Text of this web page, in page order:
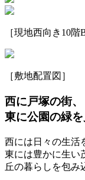
［現地西向き10
［敷地配置図］
西に戸塚の街、
東に公園の緑を
西には日々の生活
東には豊かに生い
丘の暮らしを包み